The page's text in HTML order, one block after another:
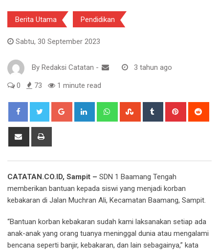
Berita Utama Pendidikan
Sabtu, 30 September 2023
By Redaksi Catatan - 3 tahun ago
0 73 1 minute read
Google+ LinkedIn WhatsappStumbleUpon
Tumblr Pinterest
Share
CATATAN.CO.ID, Sampit – SDN 1 Baamang Tengah
memberikan bantuan kepada siswi yang menjadi korban
kebakaran di Jalan Muchran Ali, Kecamatan Baamang, Sampit.
“Bantuan korban kebakaran sudah kami laksanakan setiap ada
anak-anak yang orang tuanya meninggal dunia atau mengalami
bencana seperti banjir, kebakaran, dan lain sebagainya,” kata